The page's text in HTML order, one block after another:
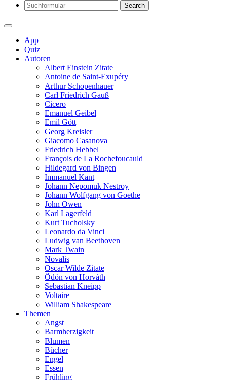
Search
App
Quiz
Autoren
Albert Einstein Zitate
Antoine de Saint-Exupéry
Arthur Schopenhauer
Carl Friedrich Gauß
Cicero
Emanuel Geibel
Emil Gött
Georg Kreisler
Giacomo Casanova
Friedrich Hebbel
François de La Rochefoucauld
Hildegard von Bingen
Immanuel Kant
Johann Nepomuk Nestroy
Johann Wolfgang von Goethe
John Owen
Karl Lagerfeld
Kurt Tucholsky
Leonardo da Vinci
Ludwig van Beethoven
Mark Twain
Novalis
Oscar Wilde Zitate
Ödön von Horváth
Sebastian Kneipp
Voltaire
William Shakespeare
Themen
Angst
Barmherzigkeit
Blumen
Bücher
Engel
Essen
Frühling